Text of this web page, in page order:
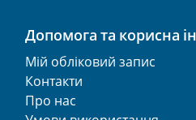
Допомога та корисна
Мій обліковий запис
Контакти
Про нас